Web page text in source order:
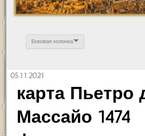
Боковая колонка
05.11.2021
карта Пьетро
Массайо 1474